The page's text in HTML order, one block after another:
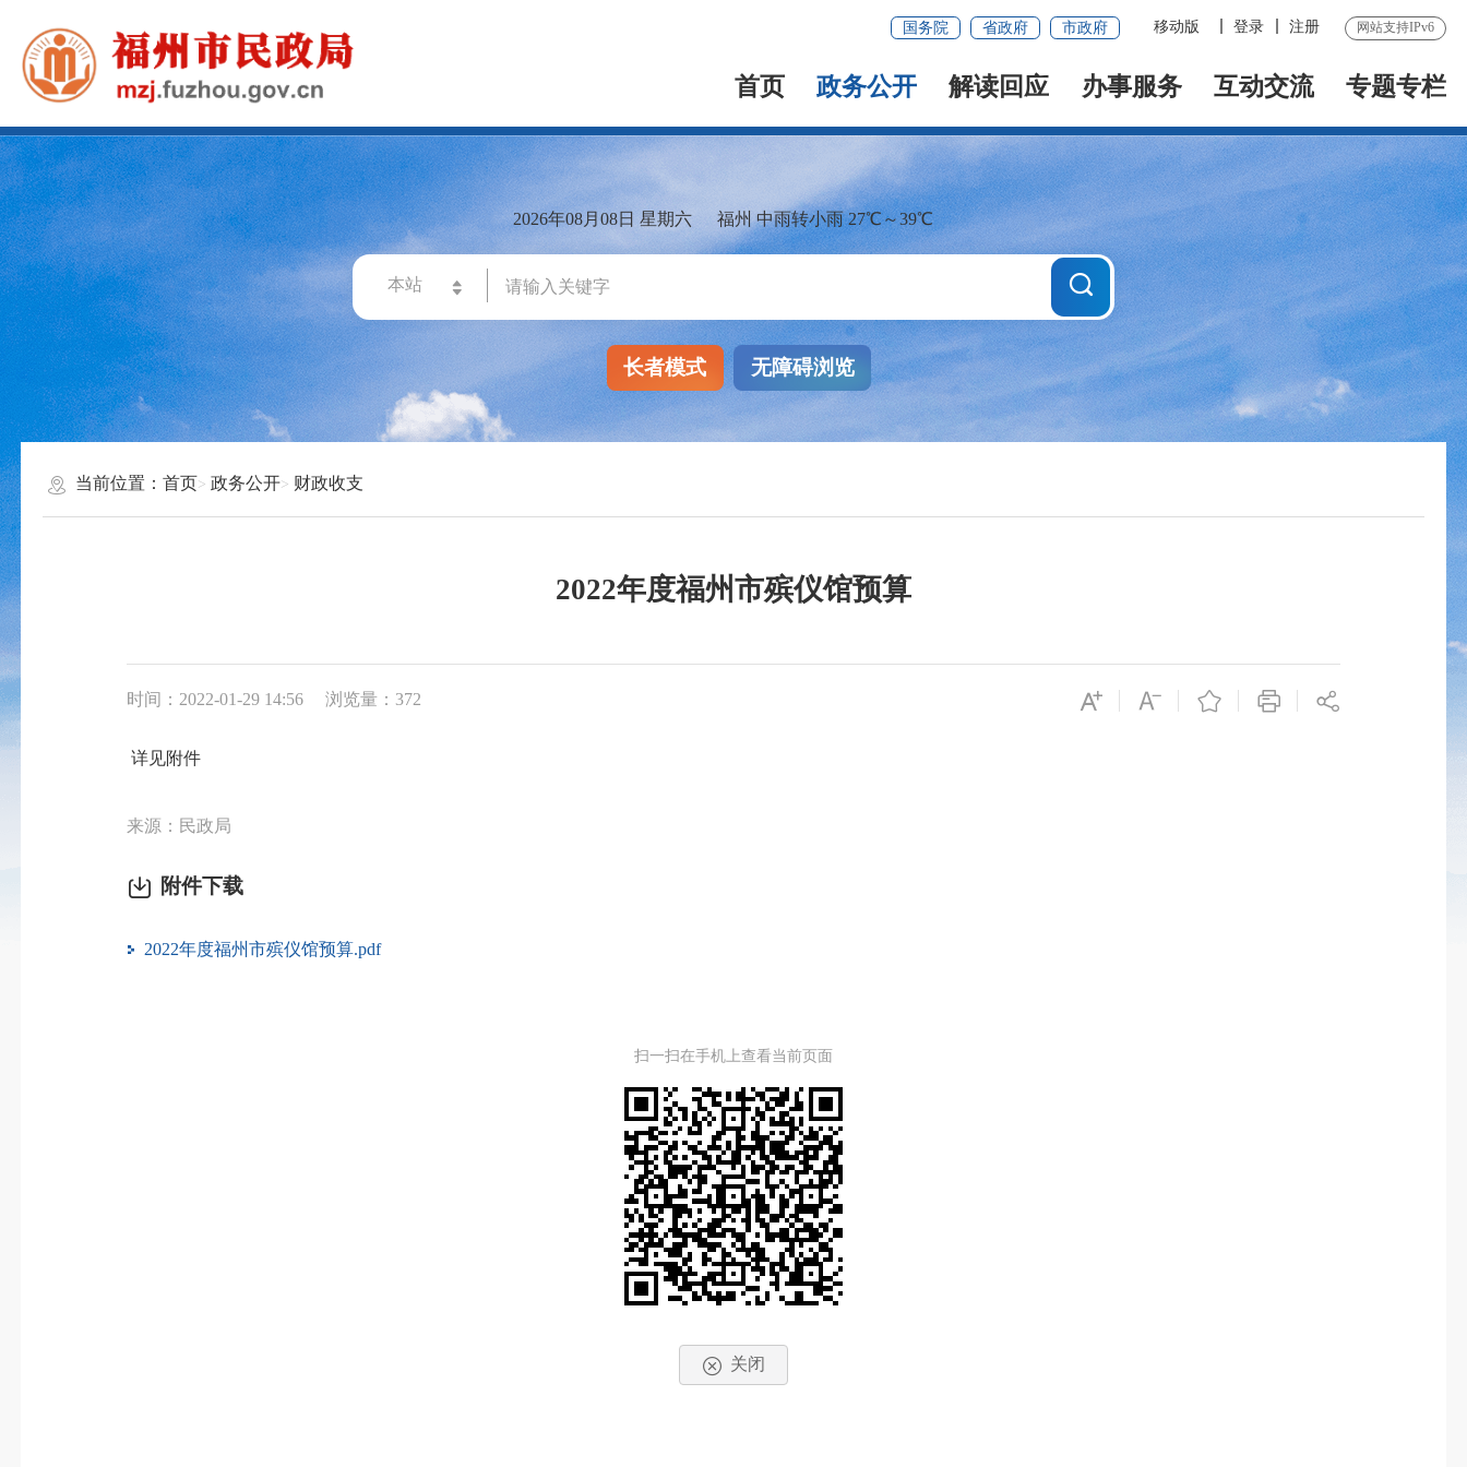
国务院 省政府 市政府 移动版 登录 注册 网站支持IPv6
首页 政务公开 解读回应 办事服务 互动交流 专题专栏
2026年08月08日 星期六 福州 中雨转小雨 27℃～39℃
长者模式 无障碍浏览
当前位置：首页 政务公开 财政收支
2022年度福州市殡仪馆预算
时间：2022-01-29 14:56 浏览量：372
详见附件
来源：民政局
附件下载
2022年度福州市殡仪馆预算.pdf
扫一扫在手机上查看当前页面
关闭